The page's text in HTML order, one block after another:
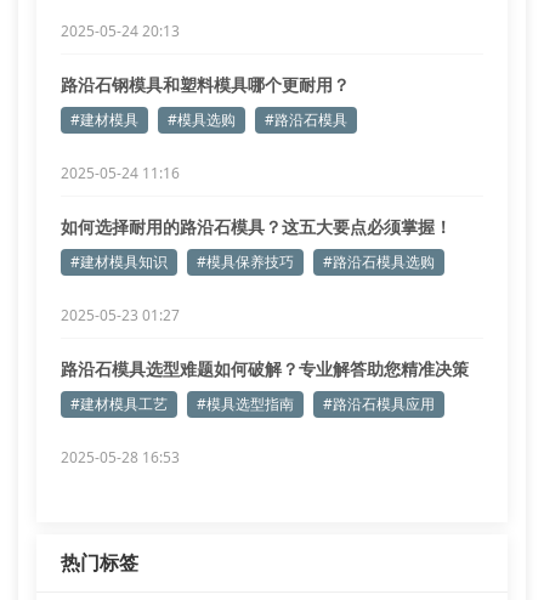
2025-05-24 20:13
路沿石钢模具和塑料模具哪个更耐用？
#建材模具 #模具选购 #路沿石模具
2025-05-24 11:16
如何选择耐用的路沿石模具？这五大要点必须掌握！
#建材模具知识 #模具保养技巧 #路沿石模具选购
2025-05-23 01:27
路沿石模具选型难题如何破解？专业解答助您精准决策
#建材模具工艺 #模具选型指南 #路沿石模具应用
2025-05-28 16:53
热门标签